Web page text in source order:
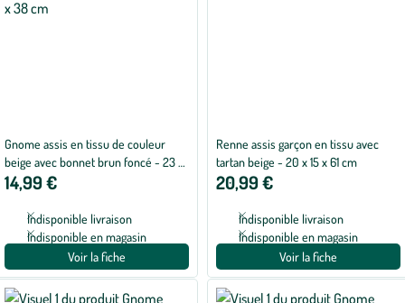
Gnome assis en tissu de couleur
beige avec bonnet brun foncé - 23 x
13 x 38 cm
14,99 €
Indisponible livraison
Indisponible en magasin
Voir la fiche
Renne assis garçon en tissu avec
tartan beige - 20 x 15 x 61 cm
20,99 €
Indisponible livraison
Indisponible en magasin
Voir la fiche